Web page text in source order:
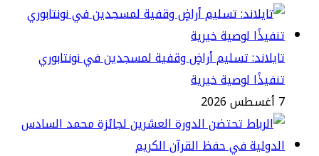
تسليم أراضٍ وقفية لمسجدين في نونتابوري
لوصية خيرية